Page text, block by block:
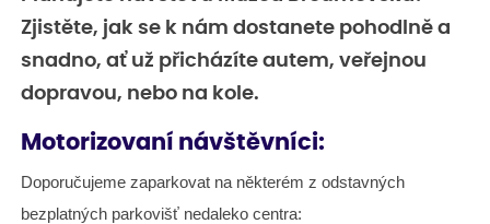
Zjistěte, jak se k nám dostanete pohodlně a
snadno, ať už přicházíte autem, veřejnou
dopravou, nebo na kole.
Motorizovaní návštěvníci:
Doporučujeme zaparkovat na některém z odstavných
bezplatných parkovišť nedaleko centra: